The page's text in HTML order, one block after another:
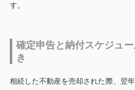
す。
確定申告と納付スケジュ
き
相続した不動産を売却された際、翌